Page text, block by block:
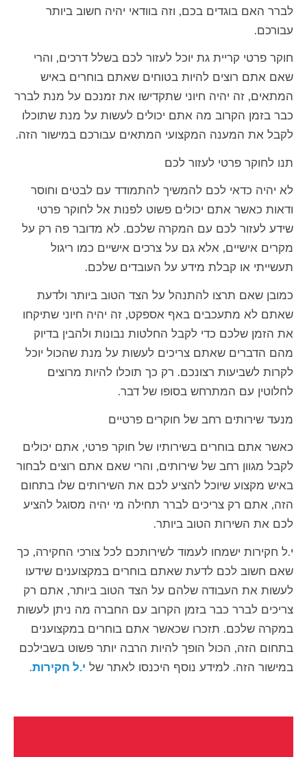
לברר האם בוגדים בכם, וזה בוודאי יהיה חשוב ביותר
עבורכם.
חוקר פרטי קריית גת יוכל לעזור לכם בשלל דרכים, והרי
שאם אתם רוצים להיות בטוחים שאתם בוחרים באיש
המתאים, זה יהיה חיוני שתקדישו את זמנכם על מנת לברר
כבר בזמן הקרוב מה אתם יכולים לעשות על מנת שתוכלו
לקבל את המענה המקצועי המתאים עבורכם במישור הזה.
תנו לחוקר פרטי לעזור לכם
לא יהיה כדאי לכם להמשיך להתמודד עם לבטים וחוסר
ודאות כאשר אתם יכולים פשוט לפנות אל לחוקר פרטי
שידע לעזור לכם עם המקרה שלכם. לא מדובר פה רק על
מקרים אישיים, אלא גם על צרכים אישיים כמו ריגול
תעשייתי או קבלת מידע על העובדים שלכם.
כמובן שאם תרצו להתנהל על הצד הטוב ביותר ולדעת
שאתם לא מתעכבים באף אספקט, זה יהיה חיוני שתיקחו
את הזמן שלכם כדי לקבל החלטות נבונות ולהבין בדיוק
מהם הדברים שאתם צריכים לעשות על מנת שהכול יוכל
לקרות לשביעות רצונכם. רק כך תוכלו להיות מרוצים
לחלוטין עם המתרחש בסופו של דבר.
מנעד שירותים רחב של חוקרים פרטיים
כאשר אתם בוחרים בשירותיו של חוקר פרטי, אתם יכולים
לקבל מגוון רחב של שירותים, והרי שאם אתם רוצים לבחור
באיש מקצוע שיוכל להציע לכם את השירותים שלו בתחום
הזה, אתם רק צריכים לברר תחילה מי יהיה מסוגל להציע
לכם את השירות הטוב ביותר.
י.ל חקירות ישמחו לעמוד לשירותכם לכל צורכי החקירה, כך
שאם חשוב לכם לדעת שאתם בוחרים במקצוענים שידעו
לעשות את העבודה שלהם על הצד הטוב ביותר, אתם רק
צריכים לברר כבר בזמן הקרוב עם החברה מה ניתן לעשות
במקרה שלכם. תזכרו שכאשר אתם בוחרים במקצוענים
בתחום הזה, הכול הופך להיות הרבה יותר פשוט בשבילכם
במישור הזה. למידע נוסף היכנסו לאתר של י.ל חקירות.